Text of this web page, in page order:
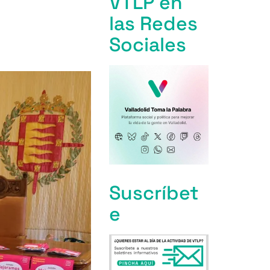
las Redes
Sociales
Suscríbet
e